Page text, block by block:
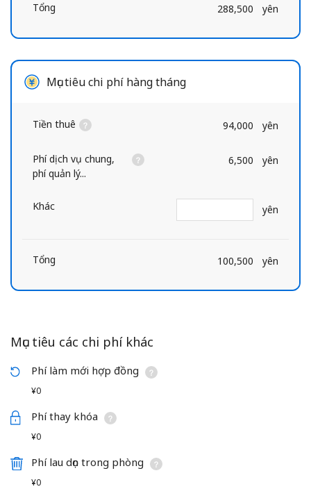
Tổng 288,500 yên
Mục tiêu chi phí hàng tháng
Tiền thuê 94,000 yên
Phí dịch vụ chung,
phí quản lý...
6,500 yên
Khác yên
Tổng 100,500 yên
Mục tiêu các chi phí khác
Phí làm mới hợp đồng
¥0
Phí thay khóa
¥0
Phí lau dọn trong phòng
¥0